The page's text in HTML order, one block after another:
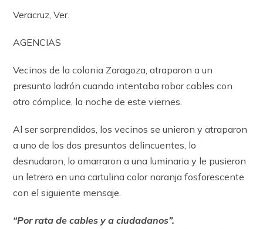
Veracruz, Ver.
AGENCIAS
Vecinos de la colonia Zaragoza, atraparon a un
presunto ladrón cuando intentaba robar cables con
otro cómplice, la noche de este viernes.
Al ser sorprendidos, los vecinos se unieron y atraparon
a uno de los dos presuntos delincuentes, lo
desnudaron, lo amarraron a una luminaria y le pusieron
un letrero en una cartulina color naranja fosforescente
con el siguiente mensaje.
“Por rata de cables y a ciudadanos”.